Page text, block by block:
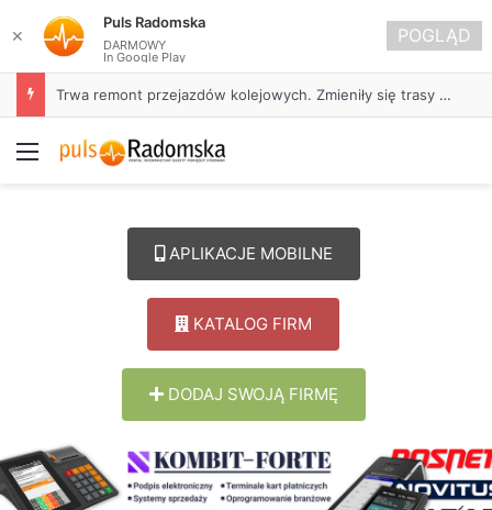
Trwa remont przejazdów kolejowych. Zmieniły się trasy autobusów MPK w Radomsku
Menu
APLIKACJE MOBILNE
KATALOG FIRM
DODAJ SWOJĄ FIRMĘ
✕
Puls Radomska
DARMOWY
In Google Play
POGLĄD